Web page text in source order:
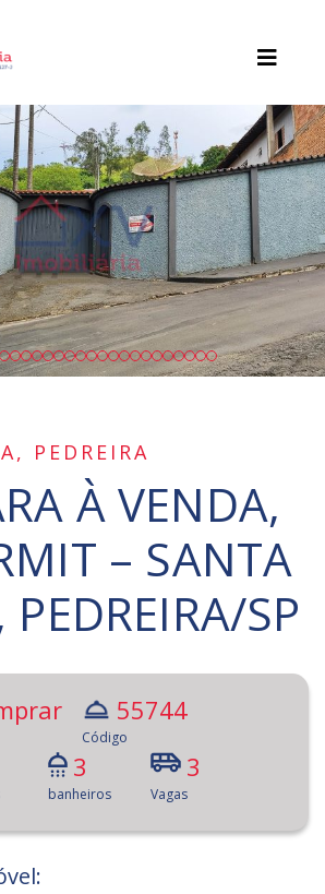
PEDREIRA
À VENDA,
– SANTA
PEDREIRA/SP
55744
Código
3
banheiros
3
Vagas